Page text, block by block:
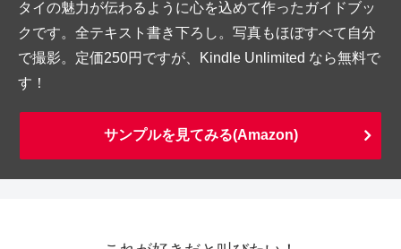
タイの魅力が伝わるように心を込めて作ったガイドブッ
クです。全テキスト書き下ろし。写真もほぼすべて自分
で撮影。定価250円ですが、Kindle Unlimited なら無料で
す！
サンプルを見てみる(Amazon)